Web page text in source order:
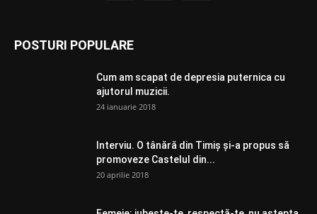
POSTURI POPULARE
Cum am scapat de depresia puternica cu
ajutorul muzicii.
24 ianuarie 2018
Interviu. O tânără din Timiș și-a propus să
promoveze Castelul din...
20 aprilie 2018